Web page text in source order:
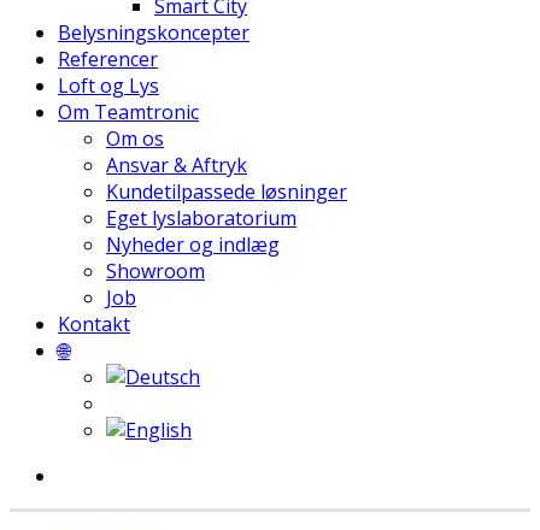
Smart City
Belysningskoncepter
Referencer
Loft og Lys
Om Teamtronic
Om os
Ansvar & Aftryk
Kundetilpassede løsninger
Eget lyslaboratorium
Nyheder og indlæg
Showroom
Job
Kontakt
🌐